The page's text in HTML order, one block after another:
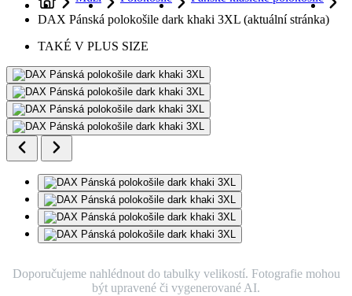
DAX Pánská polokošile dark khaki 3XL (aktuální stránka)
TAKÉ V PLUS SIZE
Doporučujeme nahlédnout do tabulky velikostí. Fotografie mohou
být upravené či vygenerované AI.